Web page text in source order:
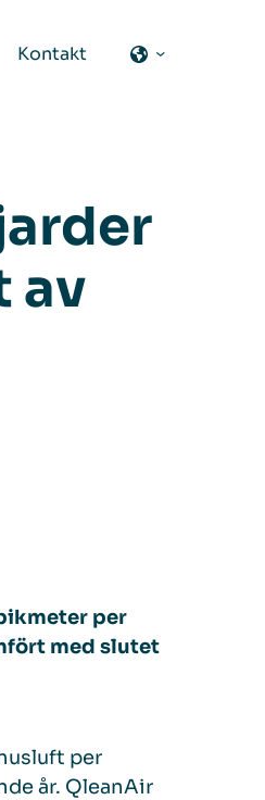
Kontakt
av
per
med slutet
per
år. QleanAir